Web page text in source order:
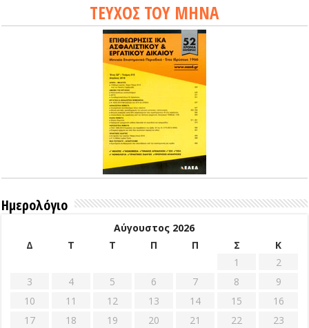
ΤΕΥΧΟΣ ΤΟΥ ΜΗΝΑ
Ημερολόγιο
Αύγουστος 2026
Δ
Τ Τ Π Π Σ
Κ
1
2
3
4 5 6 7 8
9
10
11 12 13 14 15
16
17
18 19 20 21 22
23